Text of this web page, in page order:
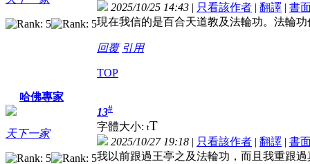
2025/10/25 14:43 | 只看該作者 | 翻譯 | 書
現在我信的是百合天道教及法輪功。法輪
回覆 引用
TOP
哈佛專家
天下一家
13#
字體大小: tT
2025/10/27 19:18 | 只看該作者 | 翻譯 | 書
我以前跟過王亭之及法輪功，而且我重跟